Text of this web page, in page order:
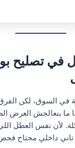
تصليح
في السوق، لكن
ما بنعالجش العرض
لأن نفس العطل
داخلي محتاج